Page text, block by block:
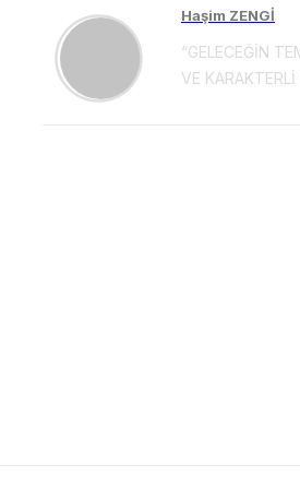
Haşim ZENGİ
“GELECEĞİN
VE KARAKTERLİ